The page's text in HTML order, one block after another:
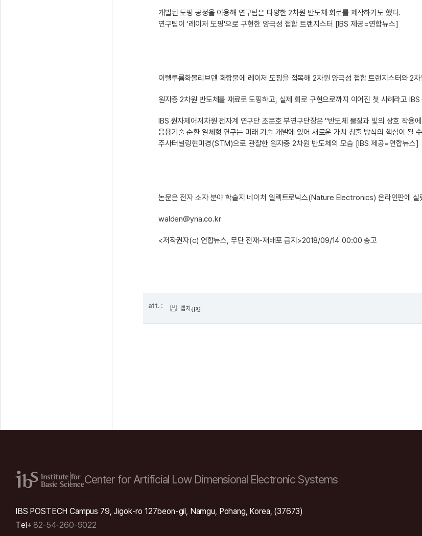
개발된 도핑 공정을 이용해 연구팀은 다양한 2차원 반도체 회로를 제작하기도 했다.
연구팀이 '레이저 도핑'으로 구현한 양극성 접합 트랜지스터 [IBS 제공=연합뉴스]
이텔루륨화몰리브덴 화합물에 레이저 도핑을 접목해 2차원 양극성 접합 트랜지스터와 2
원자층 2차원 반도체를 재료로 도핑하고, 실제 회로 구현으로까지 이어진 첫 사례라고 IBS
IBS 원자제어저차원 전자계 연구단 조문호 부연구단장은 "반도체 물질과 빛의 상호 작
응용기술 순환 일체형 연구는 미래 기술 개발에 있어 새로운 가치 창출 방식의 핵심이 될
주사터널링현미경(STM)으로 관찰한 원자층 2차원 반도체의 모습 [IBS 제공=연합뉴스]
논문은 전자 소자 분야 학술지 네이처 일렉트로닉스(Nature Electronics) 온라인판에 실
walden@yna.co.kr
<저작권자(c) 연합뉴스, 무단 전재-재배포 금지>2018/09/14 00:00 송고
att. : 캡처.jpg
Center for Artificial LowDimensional Electronic Systems
IBS POSTECH Campus 79, Jigok-ro 127beon-gil, Namgu, Pohang, Korea, (37673)
Tel+ 82-54-260-9022